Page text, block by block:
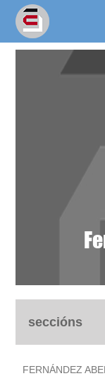
seccións
biografía
FERNÁNDEZ